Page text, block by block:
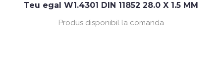
Teu egal W1.4301 DIN 11852 28.0 X 1.5 MM
Produs disponibil la comanda